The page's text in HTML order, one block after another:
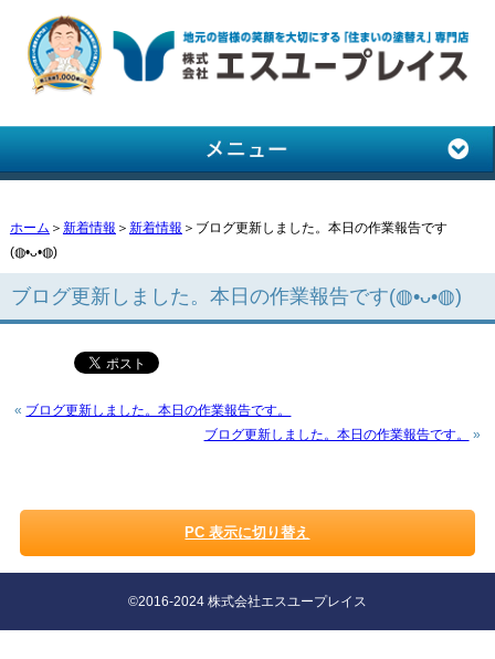
ホーム ＞ 新着情報 ＞ 新着情報 ＞ブログ更新しました。本日の作業報告です
(◍•ᴗ•◍)
ブログ更新しました。本日の作業報告です(◍•ᴗ•◍)
« ブログ更新しました。本日の作業報告です。
ブログ更新しました。本日の作業報告です。
»
PC 表示に切り替え
©2016-2024 株式会社エスユープレイス